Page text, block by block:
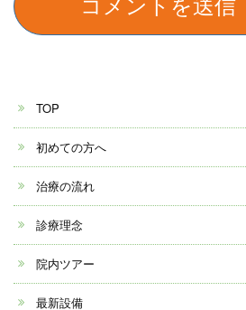
TOP
初めての方へ
治療の流れ
診療理念
院内ツアー
最新設備